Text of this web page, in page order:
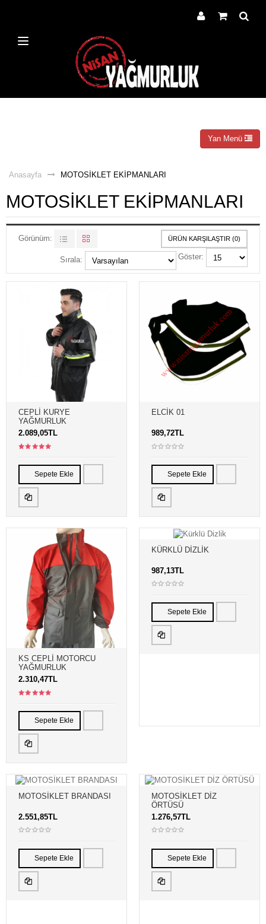
Yan Menü
Anasayfa MOTOSİKLET EKİPMANLARI
MOTOSİKLET EKİPMANLARI
Görünüm: ÜRÜN KARŞILAŞTIR (0)
Göster:
Sırala:
CEPLI KURYE
YAĞMURLUK
2.089,05TL
Sepete Ekle
ELCİK 01
989,72TL
Sepete Ekle
KS CEPLİ MOTORCU
YAĞMURLUK
2.310,47TL
Sepete Ekle
KÜRKLÜ DIZLIK
987,13TL
Sepete Ekle
MOTOSİKLET BRANDASI
2.551,85TL
Sepete Ekle
MOTOSİKLET DİZ
ÖRTÜSÜ
1.276,57TL
Sepete Ekle